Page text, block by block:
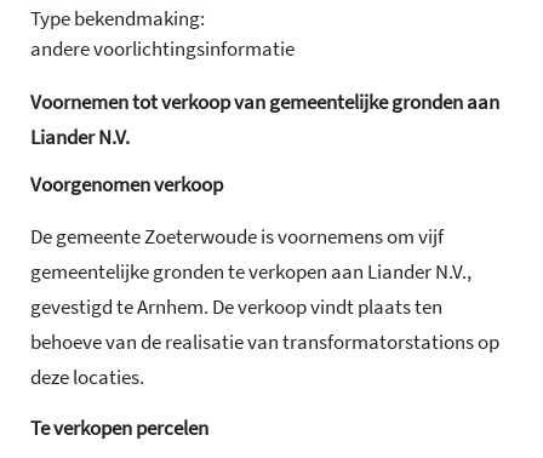
Type bekendmaking:
andere voorlichtingsinformatie
Voornemen tot verkoop van gemeentelijke gronden aan
Liander N.V.
Voorgenomen verkoop
De gemeente Zoeterwoude is voornemens om vijf
gemeentelijke gronden te verkopen aan Liander N.V.,
gevestigd te Arnhem. De verkoop vindt plaats ten
behoeve van de realisatie van transformatorstations op
deze locaties.
Te verkopen percelen